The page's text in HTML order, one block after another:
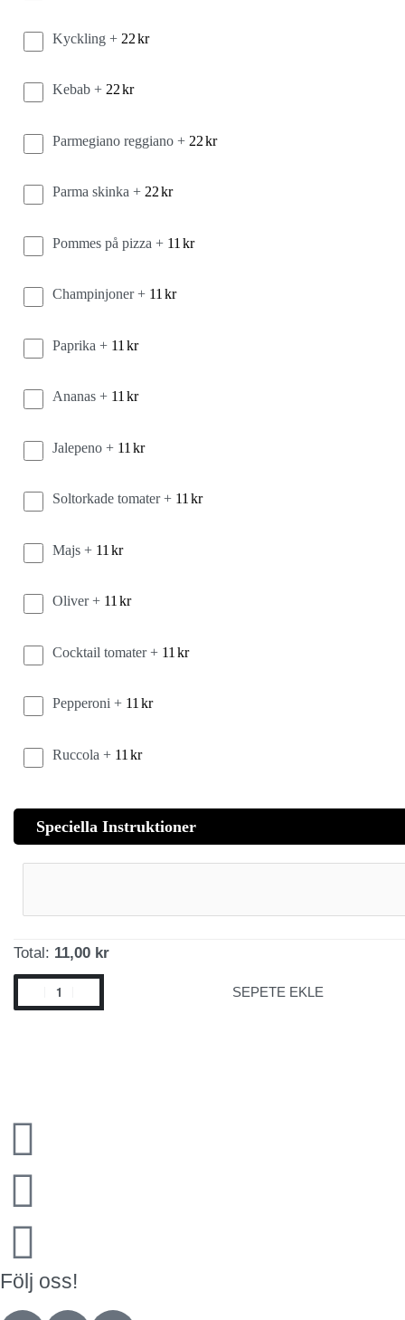
Kyckling + 22kr
Kebab + 22kr
Parmegiano reggiano + 22kr
Parma skinka + 22kr
Pommes på pizza + 11 kr
Champinjoner + 11 kr
Paprika + 11 kr
Ananas + 11 kr
Jalepeno + 11 kr
Soltorkade tomater + 11 kr
Majs + 11 kr
Oliver + 11 kr
Cocktail tomater + 11 kr
Pepperoni + 11 kr
Ruccola + 11 kr
Speciella Instruktioner
Total: 11,00 kr
SEPETE EKLE
Följ oss!